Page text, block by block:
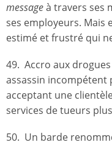
messageà travers ses
ses employeurs. Mais
estimé et frustré qui
49. Accro aux
assassin incompétent
acceptant une
services de tueurs
50. Un barde